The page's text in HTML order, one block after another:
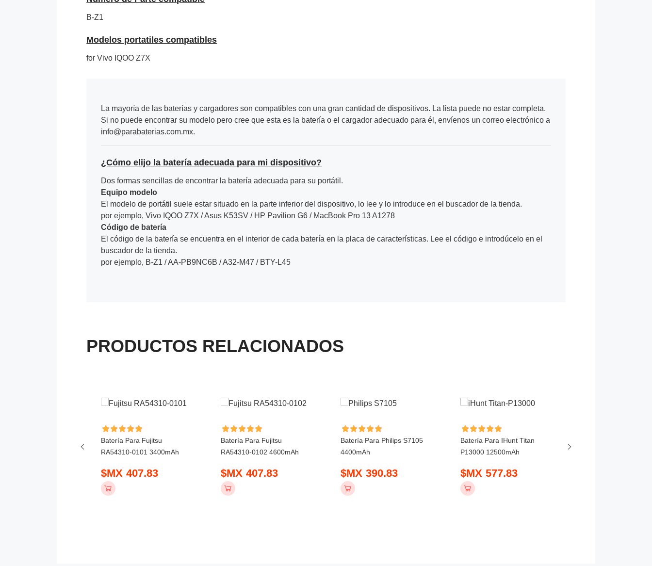
B-Z1
Modelos portatiles compatibles
for Vivo IQOO Z7X
La mayoría de las baterías y cargadores son compatibles con una gran cantidad de dispositivos. La lista puede no estar completa.
Si no puede encontrar su modelo pero cree que esta es la batería o el cargador adecuado para él, envíenos un correo electrónico a
info@parabaterias.com.mx.
¿Cómo elijo la batería adecuada para mi dispositivo?
Dos formas sencillas de encontrar la batería adecuada para su portátil.
Equipo modelo
El modelo de portátil suele estar situado en la parte inferior del dispositivo, lo lee y lo introduce en el buscador de la tienda.
por ejemplo, Vivo IQOO Z7X / Asus K53SV / HP Pavilion G6 / MacBook Pro 13 A1278
Código de batería
El código de la batería se encuentra en el interior de cada batería en la placa de características. Lee el código e introdúcelo en el
buscador de la tienda.
por ejemplo, B-Z1 / AA-PB9NC6B / A32-M47 / BTY-L45
PRODUCTOS RELACIONADOS
Batería Para Fujitsu
RA54310-0101 3400mAh
$MX 407.83
Batería Para Fujitsu
RA54310-0102 4600mAh
$MX 407.83
Batería Para Philips S7105
4400mAh
$MX 390.83
Batería Para IHunt Titan
P13000 12500mAh
$MX 577.83